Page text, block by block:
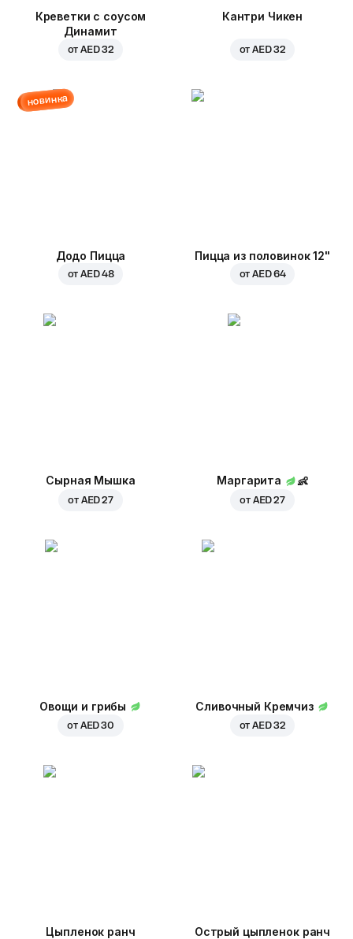
Креветки с соусом
Динамит
отAED 32
Кантри Чикен
отAED 32
новинка
Додо Пицца
отAED 48
Пицца из половинок 12"
отAED 64
Сырная Мышка
от AED 27
Маргарита 👶
от AED 27
Овощи и грибы
от AED 30
Сливочный Кремчиз
отAED 32
Цыпленок ранч Острый цыпленок ранч